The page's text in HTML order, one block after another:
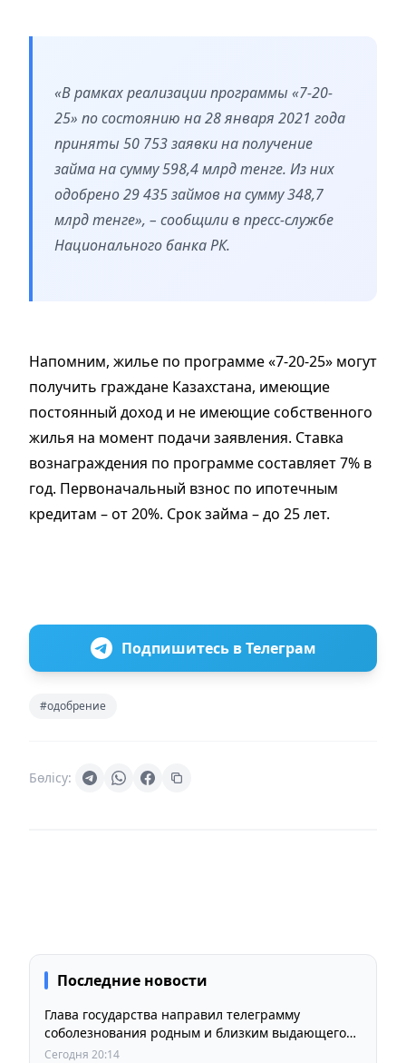
«В рамках реализации программы «7-20-
25» по состоянию на 28 января 2021 года
приняты 50 753 заявки на получение
займа на сумму 598,4 млрд тенге. Из них
одобрено 29 435 займов на сумму 348,7
млрд тенге», – сообщили в пресс-службе
Национального банка РК.
Напомним, жилье по программе «7-20-25» могут
получить граждане Казахстана, имеющие
постоянный доход и не имеющие собственного
жилья на момент подачи заявления. Ставка
вознаграждения по программе составляет 7% в
год. Первоначальный взнос по ипотечным
кредитам – от 20%. Срок займа – до 25 лет.
Подпишитесь в Телеграм
#одобрение
Бөлісу:
Последние новости
Глава государства направил телеграмму
соболезнования родным и близким выдающегося
кинорежиссера Ардака Амиркулова
Сегодня 20:14